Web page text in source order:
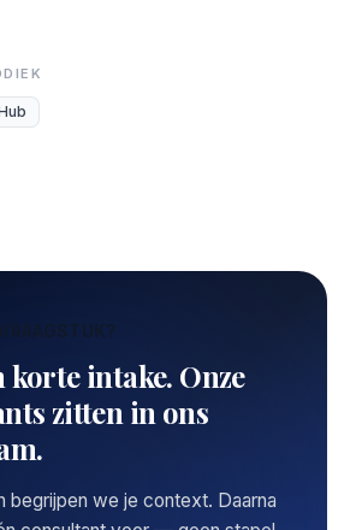
korte intake. Onze
zitten in ons
begrijpen we je context. Daarna